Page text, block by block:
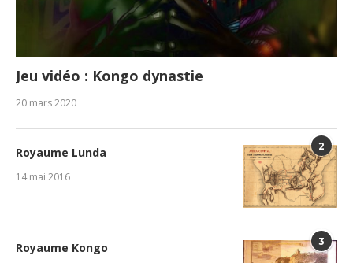
Jeu vidéo : Kongo dynastie
20 mars 2020
2
Royaume Lunda
14 mai 2016
3
Royaume Kongo